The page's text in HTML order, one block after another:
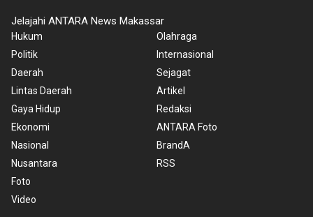
Jelajahi ANTARA News Makassar
Hukum
Politik
Daerah
Lintas Daerah
Gaya Hidup
Ekonomi
Nasional
Nusantara
Foto
Video
Olahraga
Internasional
Sejagat
Artikel
Redaksi
ANTARA Foto
BrandA
RSS